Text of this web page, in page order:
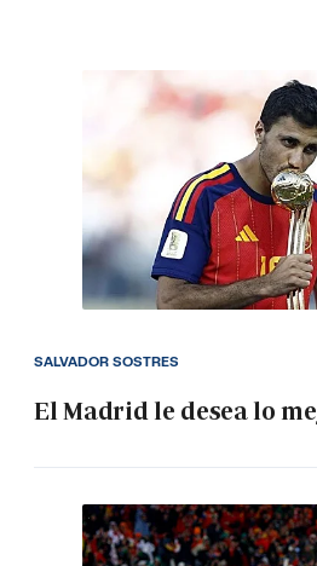
El Madrid le desea lo
SALVADOR SOSTRES